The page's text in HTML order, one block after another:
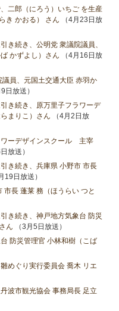
二郎（にろう）いちご を生産
き かおる） さん （4月23日放
き続き、公明党 衆議院議員、
かずよし）さん （4月16日放
員、元国土交通大臣 赤羽か
日放送）
き続き、原万里子フラワーデ
まりこ）さん （4月2日放
ワーデザインスクール 主宰
放送）
き続き、兵庫県 小野市 市長
19日放送）
市長 蓬莱 務（ほうらい つと
き続き、神戸地方気象台 防災
ん （3月5日放送）
防災管理官 小林和樹（こば
めぐり実行委員会 喬木 リエ
波市観光協会 事務局長 足立